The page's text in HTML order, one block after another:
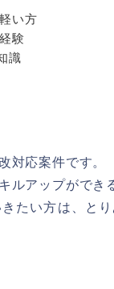
い方
験
識
対応案件です。
アップができ
たい方は、と